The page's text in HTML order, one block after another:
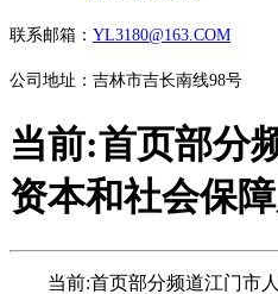
联系邮箱： YL3180@163.COM
公司地址：吉林市吉长南线98号
当前:首页部分
资本和社会保
当前:首页部分频道江门市人